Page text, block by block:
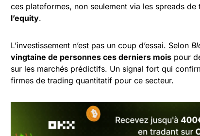
ces plateformes, non seulement via les spreads de
l’equity.
L’investissement n’est pas un coup d’essai. Selon
vingtaine de personnes ces derniers mois pour
sur les marchés prédictifs. Un signal fort qui
firmes de trading quantitatif pour ce secteur.